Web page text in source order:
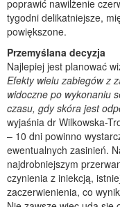
poprawić nawilżenie
tygodni delikatniejsze,
powiększone.
Przemyślana decyzja
Najlepiej jest planować
Efekty wielu zabiegów z
widoczne po wykonaniu
czasu, gdy skóra jest
wyjaśnia dr Wilkowska-
– 10 dni powinno
ewentualnych zasinień.
najdrobniejszym
czynienia z iniekcją,
zaczerwienienia, co